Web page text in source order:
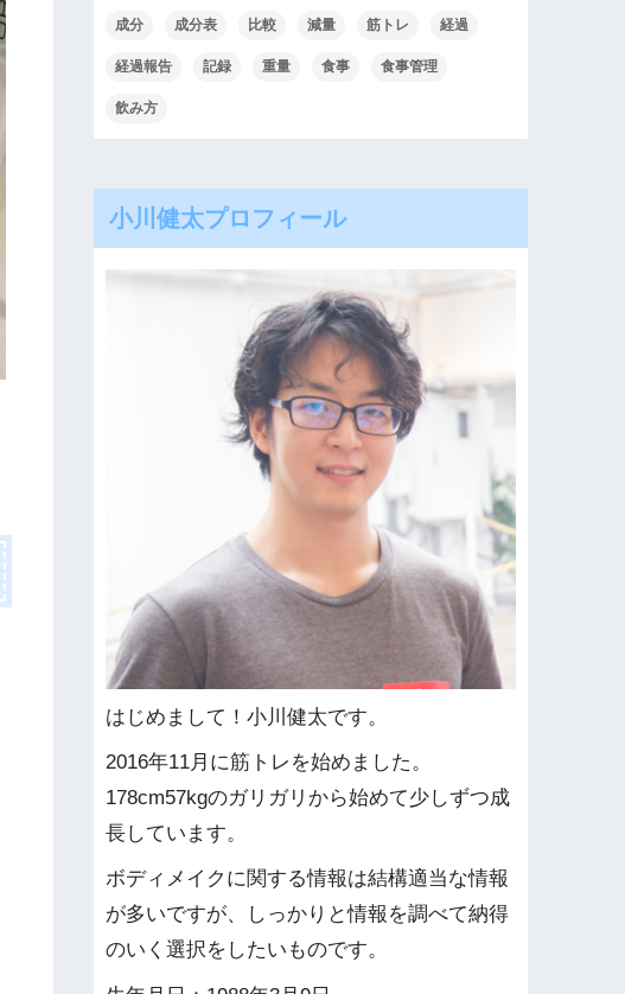
成分 成分表 比較 減量 筋トレ 経過
経過報告 記録 重量 食事 食事管理
飲み方
小川健太プロフィール
はじめまして！小川健太です。
2016年11月に筋トレを始めました。
178cm57kgのガリガリから始めて少しずつ成
長しています。
ボディメイクに関する情報は結構適当な情報
が多いですが、しっかりと情報を調べて納得
のいく選択をしたいものです。